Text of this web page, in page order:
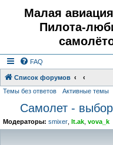
Малая
Пилота-
FAQ
Список форумов
Темы без ответов Активные темы
Самолет -
Модераторы: smixer lt.ak vova_k